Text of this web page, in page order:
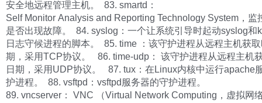
安全地远程管理主机。 83. smartd：
Self Monitor Analysis and Reporting Technology System，监
是否出现故障。 84. syslog：一个让系统引导时起动syslog和
日志守候进程的脚本。 85. time ：该守护进程从远程主机获
期，采用TCP协议。 86. time-udp： 该守护进程从远程主机
日期，采用UDP协议。 87. tux：在Linux内核中运行apache
护进程。 88. vsftpd：vsftpd服务器的守护进程。
89. vncserver： VNC （Virtual Network Computing，虚拟网